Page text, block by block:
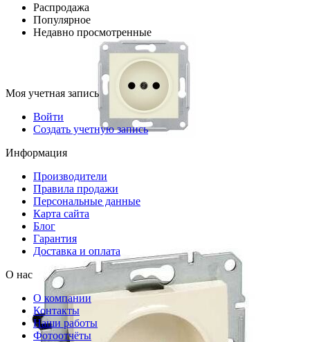
Распродажа
Популярное
Недавно просмотренные
Моя учетная запись
Войти
Создать учетную запись
Информация
Производители
Правила продажи
Персональные данные
Карта сайта
Блог
Гарантия
Доставка и оплата
О нас
О компании
Контакты
Наши работы
Фотоотчёты